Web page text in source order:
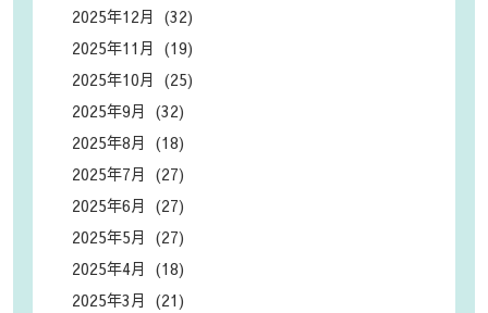
2025年12月 (32)
2025年11月 (19)
2025年10月 (25)
2025年9月 (32)
2025年8月 (18)
2025年7月 (27)
2025年6月 (27)
2025年5月 (27)
2025年4月 (18)
2025年3月 (21)